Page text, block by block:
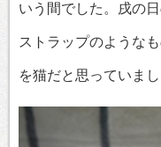
いう間でした。戌の
ストラップのような
を猫だと思っていまし